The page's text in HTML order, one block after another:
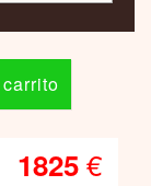
1825€